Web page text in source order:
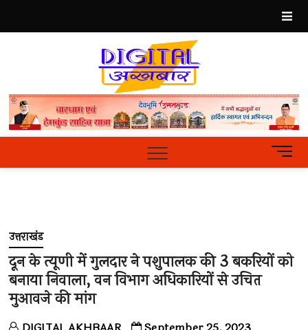
content
Hindi
News
PortalM
e
t
उत्तराखंड
दून के त्यूणी में गुलदार ने पशुपालक की 3 बकरियों को
बनाया निवाला, वन विभाग अधिकारियों से उचित
मुआवजे की मांग